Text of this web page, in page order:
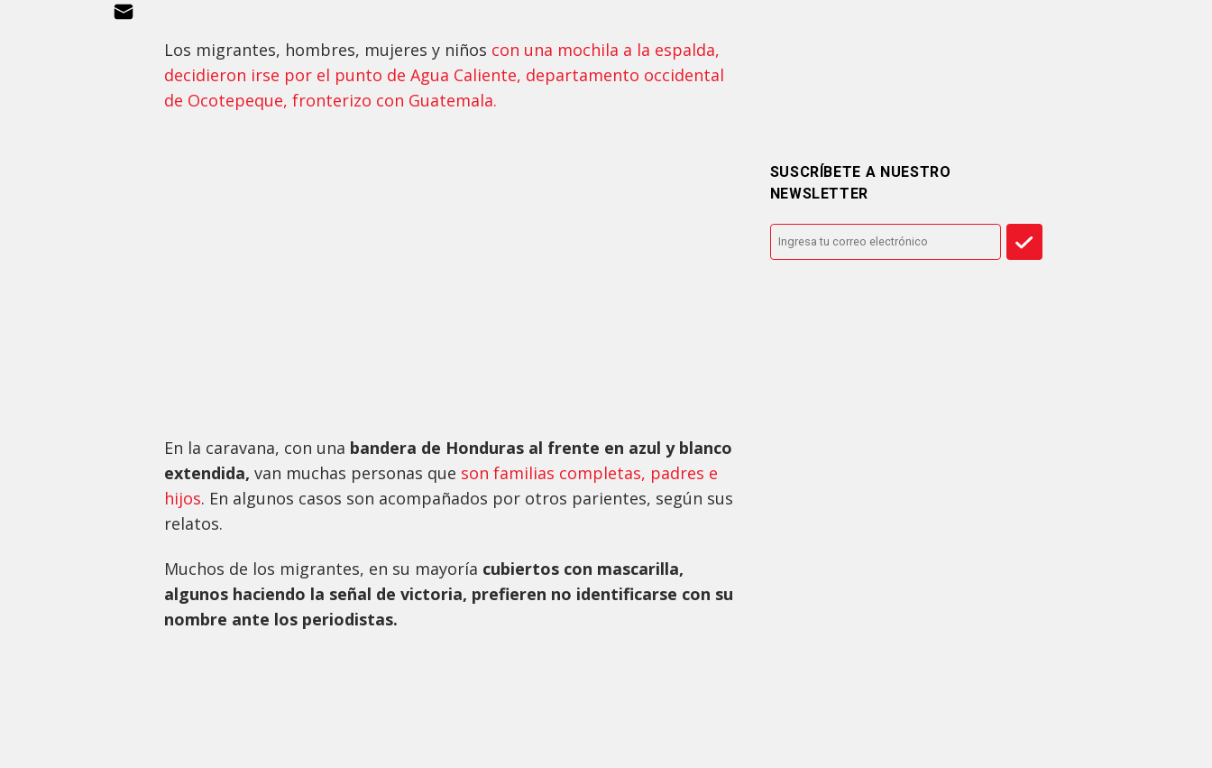
Los migrantes, hombres, mujeres y niños con una mochila a la espalda,
decidieron irse por el punto de Agua Caliente, departamento occidental
de Ocotepeque, fronterizo con Guatemala.
En la caravana, con una bandera de Honduras al frente en azul y blanco
extendida, van muchas personas que son familias completas, padres e
hijos. En algunos casos son acompañados por otros parientes, según sus
relatos.
Muchos de los migrantes, en su mayoría cubiertos con mascarilla,
algunos haciendo la señal de victoria, prefieren no identificarse con su
nombre ante los periodistas.
SUSCRÍBETE A NUESTRO
NEWSLETTER